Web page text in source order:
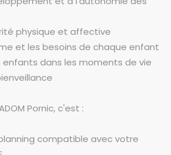
physique et affective
et les besoins de chaque enfant
dans les moments de vie
Pornic, c'est :
compatible avec votre